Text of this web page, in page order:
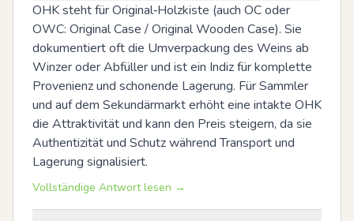
OHK steht für Original‑Holzkiste (auch OC oder
OWC: Original Case / Original Wooden Case). Sie
dokumentiert oft die Umverpackung des Weins ab
Winzer oder Abfüller und ist ein Indiz für komplette
Provenienz und schonende Lagerung. Für Sammler
und auf dem Sekundärmarkt erhöht eine intakte OHK
die Attraktivität und kann den Preis steigern, da sie
Authentizität und Schutz während Transport und
Lagerung signalisiert.
Vollständige Antwort lesen →